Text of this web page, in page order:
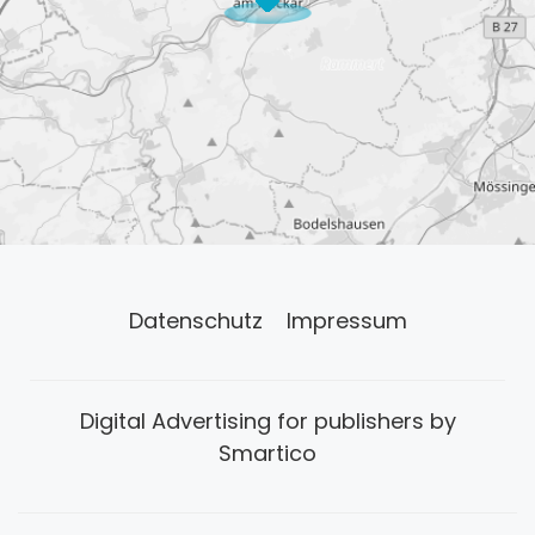
Datenschutz Impressum
Digital Advertising for publishers by
Smartico